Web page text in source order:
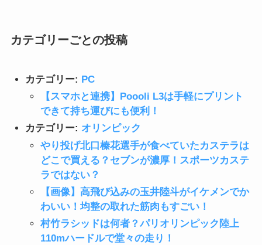
カテゴリーごとの投稿
カテゴリー: PC
【スマホと連携】Poooli L3は手軽にプリント
できて持ち運びにも便利！
カテゴリー: オリンピック
やり投げ北口榛花選手が食べていたカステラは
どこで買える？セブンが濃厚！スポーツカステ
ラではない？
【画像】高飛び込みの玉井陸斗がイケメンでか
わいい！均整の取れた筋肉もすごい！
村竹ラシッドは何者？パリオリンピック陸上
110mハードルで堂々の走り！